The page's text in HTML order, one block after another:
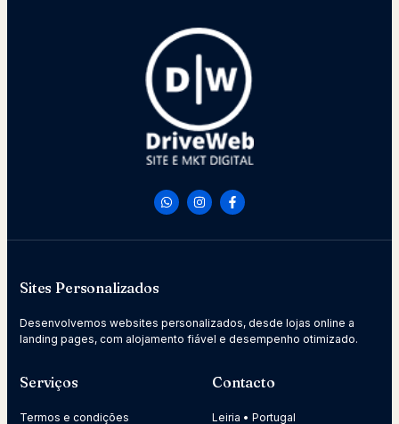
Sites Personalizados
Desenvolvemos websites personalizados, desde lojas online a
landing pages, com alojamento fiável e desempenho otimizado.
Serviços
Termos e condições
Contacto
Leiria • Portugal